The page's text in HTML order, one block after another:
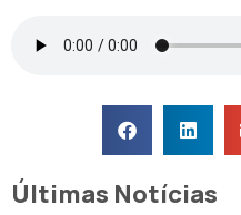
Últimas Notícias